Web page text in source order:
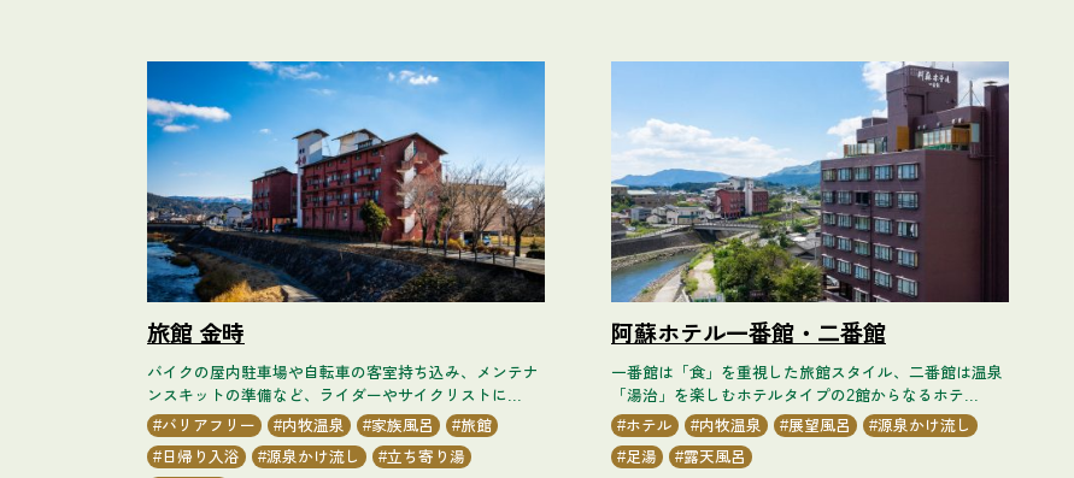
旅館 金時
バイクの屋内駐車場や自転車の客室持ち込み、メンテナ
ンスキットの準備など、ライダーやサイクリストに...
バリアフリー
内牧温泉 家族風呂
旅館
日帰り入浴
源泉かけ流し
立ち寄り湯
阿蘇ホテル一番館・二番館
一番館は「食」を重視した旅館スタイル、二番館は温泉
「湯治」を楽しむホテルタイプの2館からなるホテ...
ホテル
内牧温泉 展望風呂
源泉かけ流し
足湯
露天風呂